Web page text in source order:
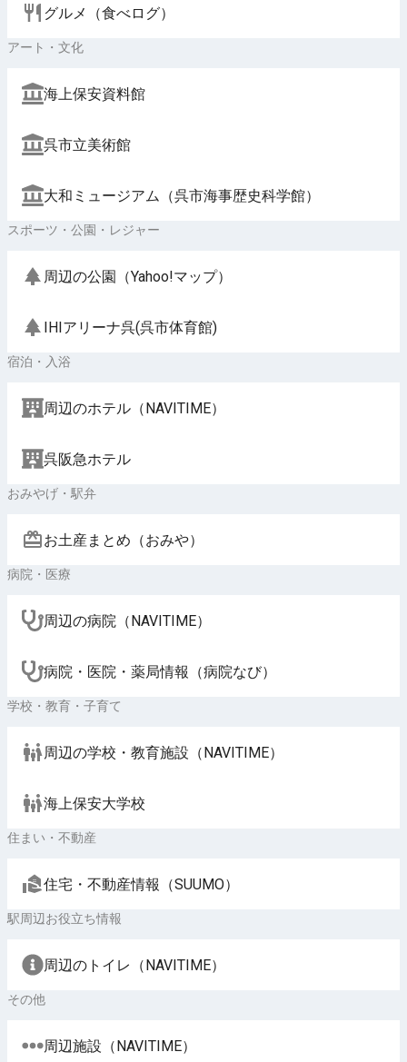
グルメ（食べログ）
アート・文化
海上保安資料館
呉市立美術館
大和ミュージアム（呉市海事歴史科学館）
スポーツ・公園・レジャー
周辺の公園（Yahoo!マップ）
IHIアリーナ呉(呉市体育館)
宿泊・入浴
周辺のホテル（NAVITIME）
呉阪急ホテル
おみやげ・駅弁
お土産まとめ（おみや）
病院・医療
周辺の病院（NAVITIME）
病院・医院・薬局情報（病院なび）
学校・教育・子育て
周辺の学校・教育施設（NAVITIME）
海上保安大学校
住まい・不動産
住宅・不動産情報（SUUMO）
駅周辺お役立ち情報
周辺のトイレ（NAVITIME）
その他
周辺施設（NAVITIME）